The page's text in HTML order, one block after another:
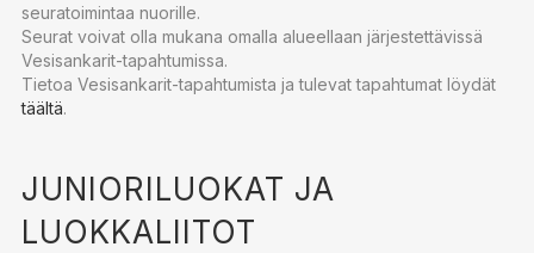
seuratoimintaa nuorille.
Seurat voivat olla mukana omalla alueellaan järjestettävissä
Vesisankarit-tapahtumissa.
Tietoa Vesisankarit-tapahtumista ja tulevat tapahtumat löydät
täältä.
JUNIORILUOKAT JA
LUOKKALIITOT